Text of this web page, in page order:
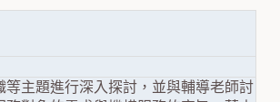
主題進行深入探討，並與輔導老師討